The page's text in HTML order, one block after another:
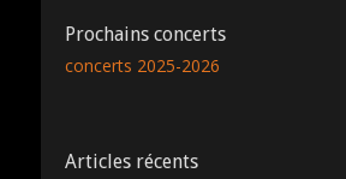
Prochains concerts
concerts 2025-2026
Articles récents